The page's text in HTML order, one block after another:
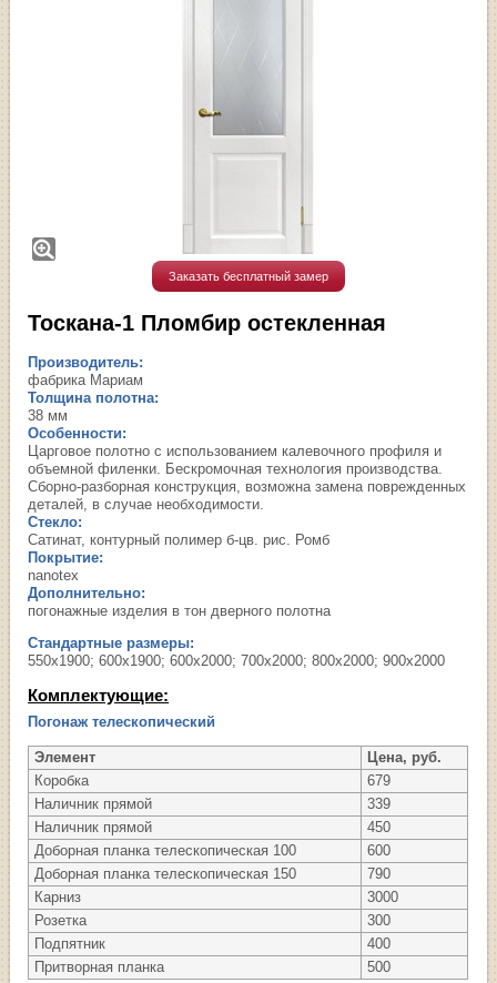
Заказать бесплатный замер
Тоскана-1 Пломбир остекленная
Производитель:
фабрика Мариам
Толщина полотна:
38 мм
Особенности:
Царговое полотно с использованием калевочного профиля и
объемной филенки. Бескромочная технология производства.
Сборно-разборная конструкция, возможна замена поврежденных
деталей, в случае необходимости.
Стекло:
Сатинат, контурный полимер б-цв. рис. Ромб
Покрытие:
nanotex
Дополнительно:
погонажные изделия в тон дверного полотна
Стандартные размеры:
550х1900; 600х1900; 600х2000; 700х2000; 800х2000; 900х2000
Комплектующие:
Погонаж телескопический
Элемент
Цена, руб.
Коробка
679
Наличник прямой
339
Наличник прямой
450
Доборная планка телескопическая 100
600
Доборная планка телескопическая 150
790
Карниз
3000
Розетка
300
Подпятник
400
Притворная планка
500